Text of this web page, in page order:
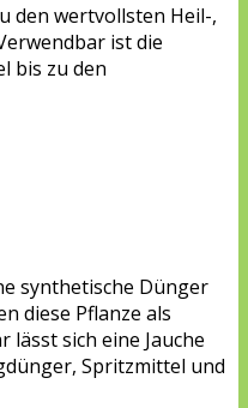
den wertvollsten Heil-,
ist die
bis zu den
synthetische Dünger
diese Pflanze als
sich eine Jauche
Spritzmittel und